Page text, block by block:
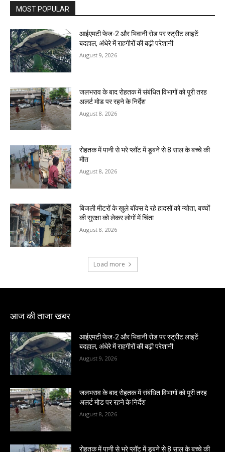
MOST POPULAR
आईएमटी फेज-2 और भिवानी रोड पर स्ट्रीट लाइटें
बदहाल, अंधेरे में राहगीरों की बढ़ी परेशानी
August 9, 2026
जलभराव के बाद रोहतक में संबंधित विभागों को पूरी तरह
अलर्ट मोड पर रहने के निर्देश
August 8, 2026
रोहतक में पानी से भरे प्लॉट में डूबने से 8 साल के बच्चे की
मौत
August 8, 2026
बिजली मीटरों के खुले बॉक्स दे रहे हादसों को न्योता, बच्चों
की सुरक्षा को लेकर लोगों में चिंता
August 8, 2026
Load more
आज की ताजा खबर
आईएमटी फेज-2 और भिवानी रोड पर स्ट्रीट लाइटें
बदहाल, अंधेरे में राहगीरों की बढ़ी परेशानी
August 9, 2026
जलभराव के बाद रोहतक में संबंधित विभागों को पूरी तरह
अलर्ट मोड पर रहने के निर्देश
August 8, 2026
रोहतक में पानी से भरे प्लॉट में डूबने से 8 साल के बच्चे की